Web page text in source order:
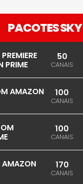
PACOTES SKY
PRIME
50
CANAIS
AMAZON
100
CANAIS
100
CANAIS
170
CANAIS